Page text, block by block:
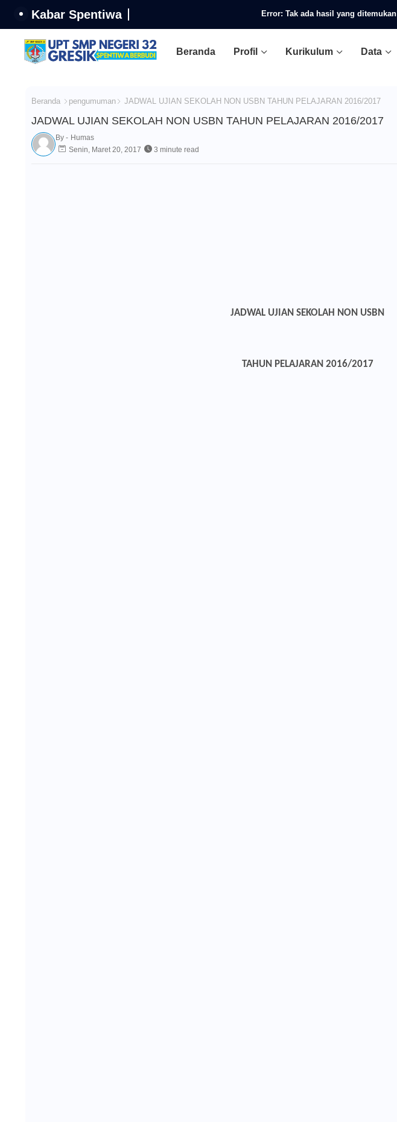
Kabar Spentiwa Error: Tak ada hasil yang ditemukan
Beranda Profil Kurikulum Data
Beranda pengumuman JADWAL UJIAN SEKOLAH NON USBN TAHUN PELAJARAN 2016/2017
JADWAL UJIAN SEKOLAH NON USBN TAHUN PELAJARAN 2016/2017
By - Humas
Senin, Maret 20, 2017
3 minute read
JADWAL UJIAN SEKOLAH NON USBN
TAHUN PELAJARAN 2016/2017